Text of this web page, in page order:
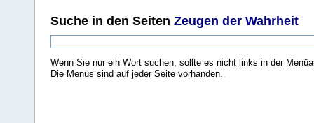
Suche in den Seiten Zeugen der Wahrheit
Wenn Sie nur ein Wort suchen, sollte es nicht links in der
Die Menüs sind auf jeder Seite vorhanden..